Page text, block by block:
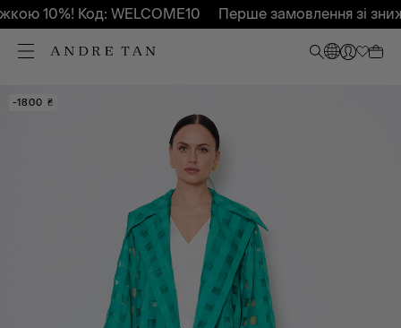
10%! Код: WELCOME10 Перше замовлення зі
-30%
-1800 ₴